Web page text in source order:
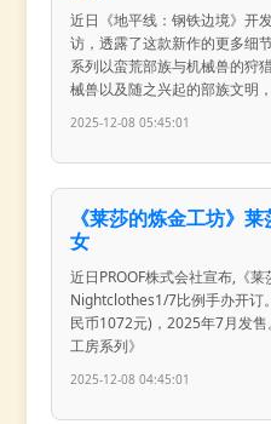
近日《地平线：钢铁边境》开
访，透露了这款新作的更多细
系列以蛮荒部族与机械兽的狩
械兽以及随之兴起的部族文明
2025-12-08 05:45:01
《莱莎的炼金工坊》
女
近日PROOF株式会社宣布,《
Nightclothes1/7比例手办开订
民币1072元)，2025年7月发
工房系列》
2025-12-08 04:45:01